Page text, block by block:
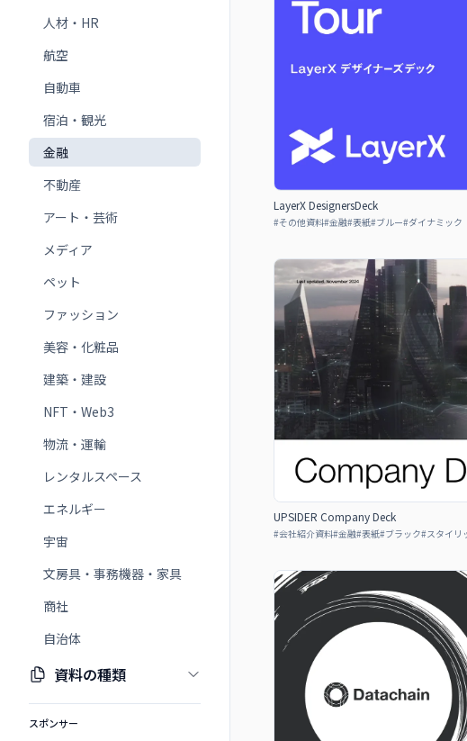
人材・HR
航空
自動車
宿泊・観光
金融
不動産
アート・芸術
メディア
ペット
ファッション
美容・化粧品
建築・建設
NFT・Web3
物流・運輸
レンタルスペース
エネルギー
宇宙
文房具・事務機器・家具
商社
自治体
資料の種類
スポンサー
LayerX DesignersDeck
#その他資料#金融#表紙#ブルー#ダイナミック
UPSIDER Company Deck
#会社紹介資料#金融#表紙#ブラック#スタイリ